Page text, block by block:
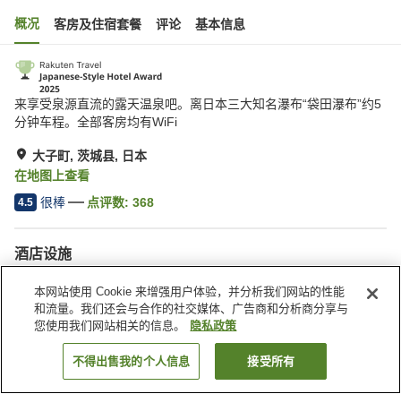
概况 客房及住宿套餐 评论 基本信息
来享受泉源直流的露天温泉吧。离日本三大知名瀑布“袋田瀑布”约5
分钟车程。全部客房均有WiFi
大子町, 茨城县, 日本
在地图上查看
4.5 很棒 点评数: 368
酒店设施
休息室
自动售货机
日本 茨城县 大子町 袋田温泉 浪漫回忆馆
搜索客房
本网站使用 Cookie 来增强用户体验，并分析我们网站的性能
和流量。我们还会与合作的社交媒体、广告商和分析商分享与
您使用我们网站相关的信息。
隐私政策
不得出售我的个人信息 接受所有